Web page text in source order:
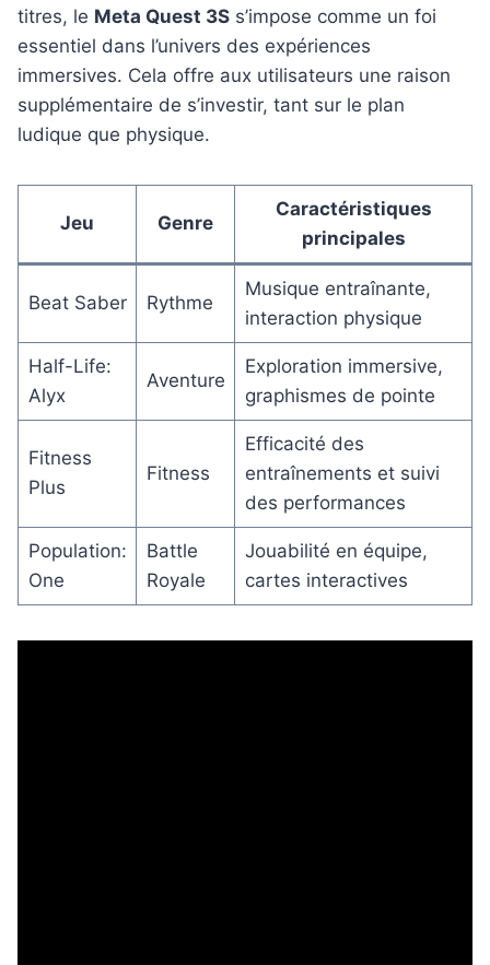
titres, le Meta Quest 3S s’impose comme un foi
essentiel dans l’univers des expériences
immersives. Cela offre aux utilisateurs une raison
supplémentaire de s’investir, tant sur le plan
ludique que physique.
Jeu Genre
Caractéristiques
principales
Beat Saber Rythme
Musique entraînante,
interaction physique
Half-Life:
Alyx
Aventure
Exploration immersive,
graphismes de pointe
Fitness
Plus
Fitness
Efficacité des
entraînements et suivi
des performances
Population:
One
Battle
Royale
Jouabilité en équipe,
cartes interactives